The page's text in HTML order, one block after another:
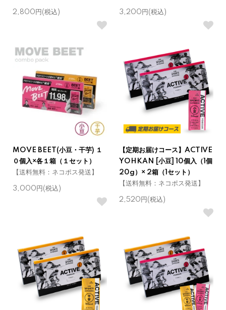
2,800円(税込) 3,200円(税込)
MOVE BEET(小豆・干芋) １
０個入×各１箱（１セット）
【送料無料：ネコポス発送】
3,000円(税込)
【定期お届けコース】ACTIVE
YOHKAN [小豆] 10個入（1個
20g）× 2箱（1セット）
【送料無料：ネコポス発送】
2,520円(税込)